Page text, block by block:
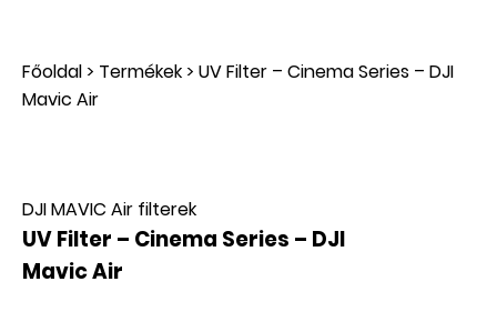
Főoldal> Termékek> UV Filter – Cinema Series – DJI
Mavic Air
DJI MAVIC Air filterek
UV Filter – Cinema Series – DJI
Mavic Air